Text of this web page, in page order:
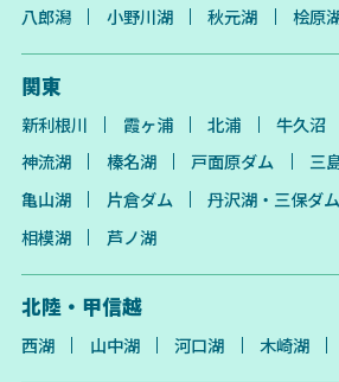
八郎潟 小野川湖 秋元湖 桧原
関東
新利根川 霞ヶ浦 北浦 牛久沼
神流湖
榛名湖 戸面原ダム 三
亀山湖
片倉ダム 丹沢湖・三保ダム
相模湖
芦ノ湖
北陸・甲信越
西湖 山中湖 河口湖 木崎湖